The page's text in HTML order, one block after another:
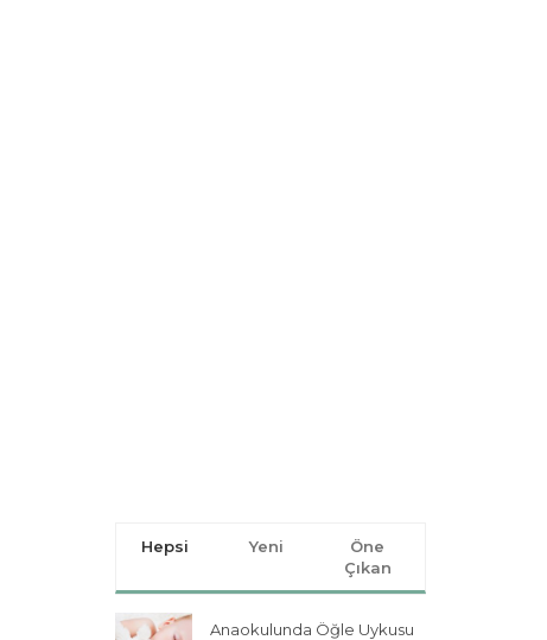
Hepsi Yeni
Öne
Çıkan
Anaokulunda Öğle Uykusu